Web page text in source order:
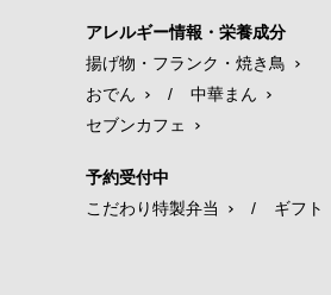
アレルギー情報・栄養成分
揚げ物・フランク・焼き鳥
おでん
/
中華まん
セブンカフェ
予約受付中
こだわり特製弁当
/ ギフト